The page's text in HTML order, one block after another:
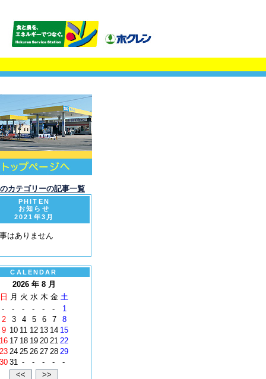
カテゴリーの記事一覧
PHITEN
お知らせ
2021年3月
はありません
CALENDAR
2026 年 8 月
日 月 火 水 木 金 土
-
- - - - -
1
2
3 4 5 6 7
8
9 10 11 12 13 14 15
16 17 18 19 20 21 22
23 24 25 26 27 28 29
30 31 - - - - -